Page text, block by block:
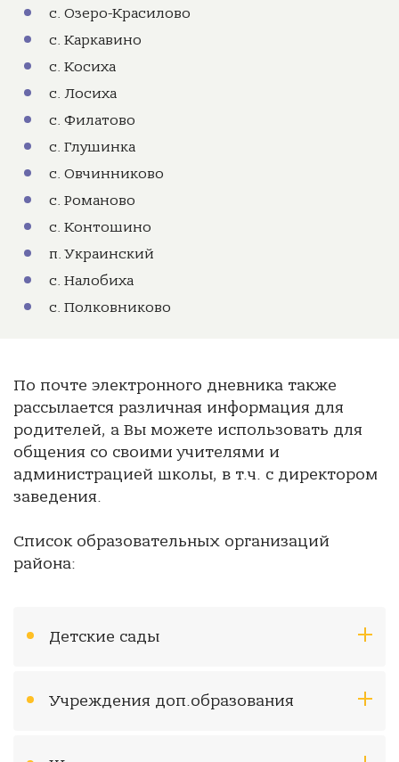
с. Озеро-Красилово
с. Каркавино
с. Косиха
с. Лосиха
с. Филатово
с. Глушинка
с. Овчинниково
с. Романово
с. Контошино
п. Украинский
с. Налобиха
с. Полковниково
По почте электронного дневника также
рассылается различная информация для
родителей, а Вы можете использовать для
общения со своими учителями и
администрацией школы, в т.ч. с директором
заведения.
Список образовательных организаций
района:
Детские сады
Учреждения доп.образования